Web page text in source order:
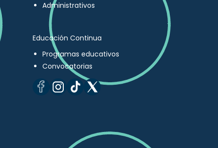
Administrativos
Educación Continua
Programas educativos
Convocatorias